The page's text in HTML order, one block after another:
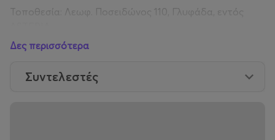
Τοποθεσία: Λεωφ. Ποσειδώνος 110, Γλυφάδα, εντός
Δες περισσότερα
Συντελεστές